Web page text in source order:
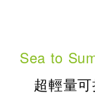
Sea to
超輕量